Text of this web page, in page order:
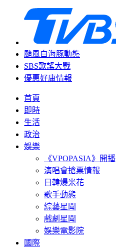
颱風白海豚動態
SBS歌謠大戰
優惠好康情報
首頁
即時
生活
政治
娛樂
《VPOPASIA》開播
演唱會搶票情報
日韓爆米花
歌手動態
綜藝星聞
戲劇星聞
娛樂電影院
國際